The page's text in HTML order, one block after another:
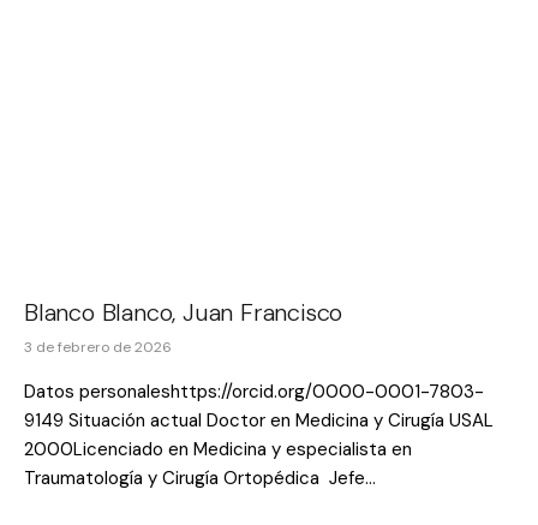
Blanco Blanco, Juan Francisco
3 de febrero de 2026
Datos personaleshttps://orcid.org/0000-0001-7803-
9149 Situación actual Doctor en Medicina y Cirugía USAL
2000Licenciado en Medicina y especialista en
Traumatología y Cirugía Ortopédica Jefe…